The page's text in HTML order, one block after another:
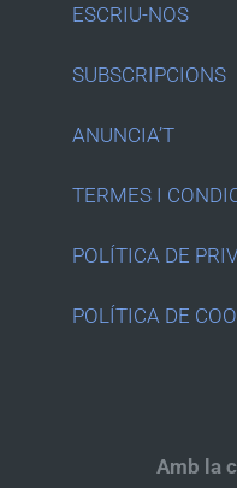
ESCRIU-NOS
SUBSCRIPCIONS
ANUNCIA’T
TERMES I
POLÍTICA DE
POLÍTICA DE
Amb la